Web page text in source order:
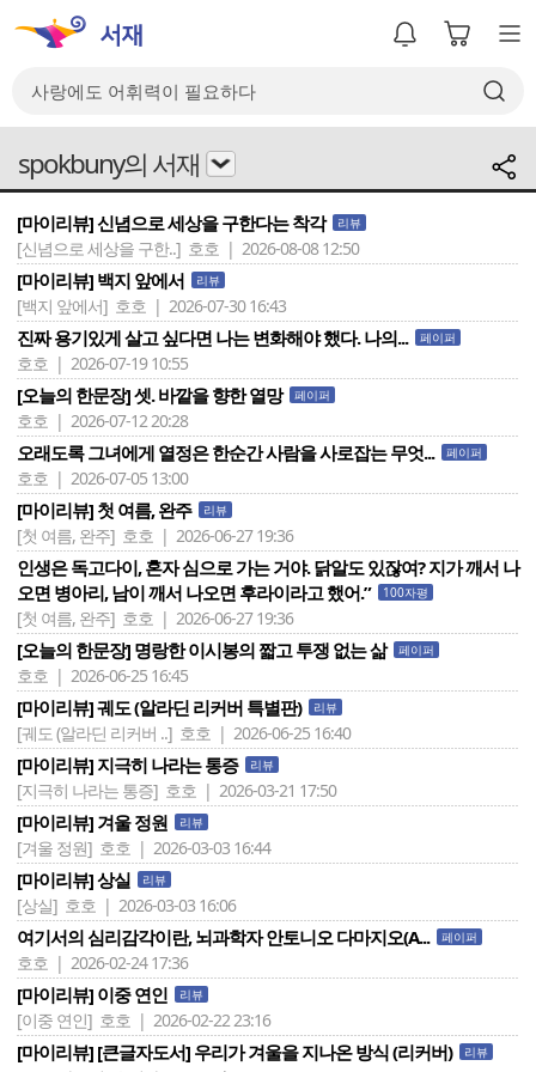
spokbuny의 서재
[마이리뷰] 신념으로 세상을 구한다는 착각 리뷰
[신념으로 세상을 구한..] 호호 | 2026-08-08 12:50
[마이리뷰] 백지 앞에서 리뷰
[백지 앞에서] 호호 | 2026-07-30 16:43
진짜 용기있게 살고 싶다면 나는 변화해야 했다. 나의... 페이퍼
호호 | 2026-07-19 10:55
[오늘의 한문장] 셋. 바깥을 향한 열망 페이퍼
호호 | 2026-07-12 20:28
오래도록 그녀에게 열정은 한순간 사람을 사로잡는 무엇... 페이퍼
호호 | 2026-07-05 13:00
[마이리뷰] 첫 여름, 완주 리뷰
[첫 여름, 완주] 호호 | 2026-06-27 19:36
인생은 독고다이, 혼자 심으로 가는 거야. 닭알도 있잖여? 지가 깨서 나
오면 병아리, 남이 깨서 나오면 후라이라고 했어.”
100자평
[첫 여름, 완주] 호호 | 2026-06-27 19:36
[오늘의 한문장] 명랑한 이시봉의 짧고 투쟁 없는 삶 페이퍼
호호 | 2026-06-25 16:45
[마이리뷰] 궤도 (알라딘 리커버 특별판) 리뷰
[궤도 (알라딘 리커버 ..] 호호 | 2026-06-25 16:40
[마이리뷰] 지극히 나라는 통증 리뷰
[지극히 나라는 통증] 호호 | 2026-03-21 17:50
[마이리뷰] 겨울 정원 리뷰
[겨울 정원] 호호 | 2026-03-03 16:44
[마이리뷰] 상실 리뷰
[상실] 호호 | 2026-03-03 16:06
여기서의 심리감각이란, 뇌과학자 안토니오 다마지오(A... 페이퍼
호호 | 2026-02-24 17:36
[마이리뷰] 이중 연인 리뷰
[이중 연인] 호호 | 2026-02-22 23:16
[마이리뷰] [큰글자도서] 우리가 겨울을 지나온 방식 (리커버) 리뷰